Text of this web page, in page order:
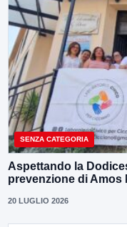
SENZA CATEGORIA
Aspettando la
prevenzione di Amos
20 LUGLIO 2026